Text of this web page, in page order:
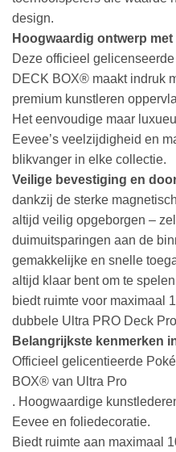
design.
Hoogwaardig ontwerp met
Deze officieel
DECK BOX® maakt indruk
premium kunstleren
Het eenvoudige maar
Eevee’s veelzijdigheid en
blikvanger in elke collectie.
Veilige bevestiging en
dankzij de sterke
altijd veilig opgeborgen –
duimuitsparingen aan de
gemakkelijke en snelle
altijd klaar bent om te
biedt ruimte voor maximaal
dubbele Ultra PRO Deck
Belangrijkste kenmerken
Officieel gelicentieerde
BOX® van Ultra Pro
. Hoogwaardige
Eevee en foliedecoratie.
Biedt ruimte aan maximaal